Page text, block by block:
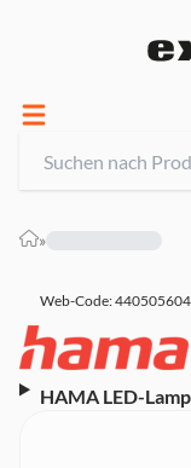
»
Web-Code:
HAMA LED-